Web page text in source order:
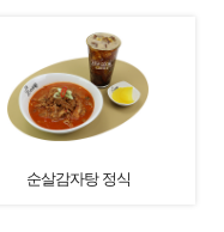
순살감자탕 정식